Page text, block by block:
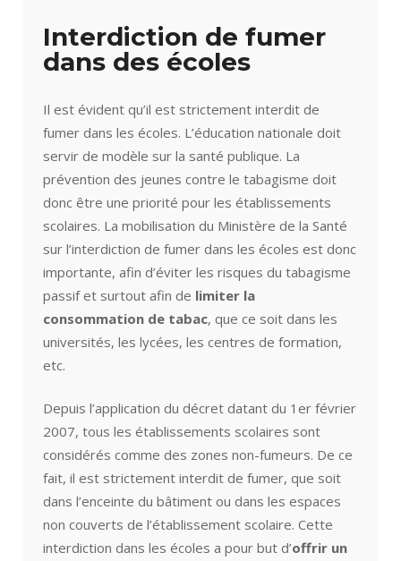
Interdiction de fumer
dans des écoles
Il est évident qu’il est strictement interdit de
fumer dans les écoles. L’éducation nationale doit
servir de modèle sur la santé publique. La
prévention des jeunes contre le tabagisme doit
donc être une priorité pour les établissements
scolaires. La mobilisation du Ministère de la Santé
sur l’interdiction de fumer dans les écoles est donc
importante, afin d’éviter les risques du tabagisme
passif et surtout afin de limiter la
consommation de tabac, que ce soit dans les
universités, les lycées, les centres de formation,
etc.
Depuis l’application du décret datant du 1er février
2007, tous les établissements scolaires sont
considérés comme des zones non-fumeurs. De ce
fait, il est strictement interdit de fumer, que soit
dans l’enceinte du bâtiment ou dans les espaces
non couverts de l’établissement scolaire. Cette
interdiction dans les écoles a pour but d’offrir un